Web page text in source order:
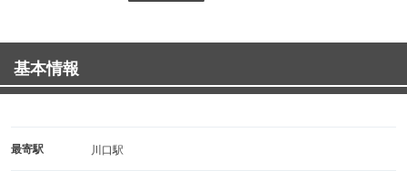
基本情報
最寄駅 川口駅